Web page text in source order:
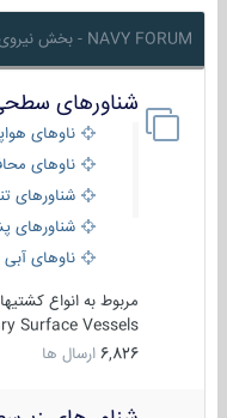
NAVY FORUM - بخش نیروی دریایی
شناورهای سطحی
ناوهای
ناوهای
شناورهای
شناورهای
ناوهای آبی
مربوط به انواع کشتیها
Surface Vessels
6,826 ارسال ها